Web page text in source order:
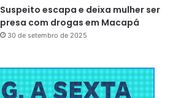
Suspeito escapa e deixa mulher ser
presa com drogas em Macapá
30 de setembro de 2025